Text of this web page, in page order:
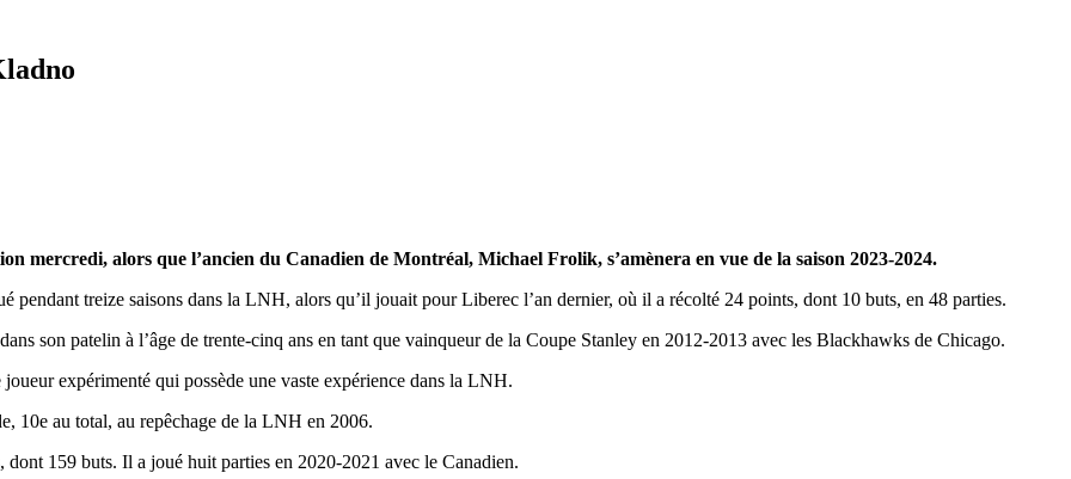
mercredi, alors que l’ancien du Canadien de Montréal, Michael Frolik, s’amènera en vue de la saison 2023-2024.
pendant treize saisons dans la LNH, alors qu’il jouait pour Liberec l’an dernier, où il a récolté 24 points, dont 10 buts, en 48 parties.
son patelin à l’âge de trente-cinq ans en tant que vainqueur de la Coupe Stanley en 2012-2013 avec les Blackhawks de Chicago.
expérimenté qui possède une vaste expérience dans la LNH.
10e au total, au repêchage de la LNH en 2006.
159 buts. Il a joué huit parties en 2020-2021 avec le Canadien.